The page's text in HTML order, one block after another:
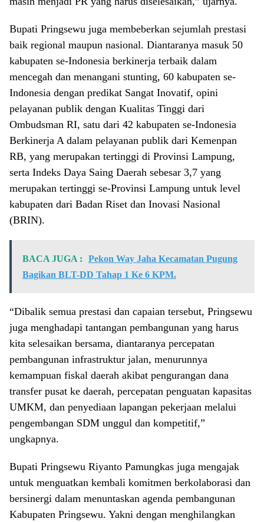
Bupati Pringsewu juga membeberkan sejumlah prestasi
baik regional maupun nasional. Diantaranya masuk 50
kabupaten se-Indonesia berkinerja terbaik dalam
mencegah dan menangani stunting, 60 kabupaten se-
Indonesia dengan predikat Sangat Inovatif, opini
pelayanan publik dengan Kualitas Tinggi dari
Ombudsman RI, satu dari 42 kabupaten se-Indonesia
Berkinerja A dalam pelayanan publik dari Kemenpan
RB, yang merupakan tertinggi di Provinsi Lampung,
serta Indeks Daya Saing Daerah sebesar 3,7 yang
merupakan tertinggi se-Provinsi Lampung untuk level
kabupaten dari Badan Riset dan Inovasi Nasional
(BRIN).
BACA JUGA :
Pekon Way Jaha Kecamatan Pugung
Bagikan BLT-DD Tahap 1 Ke 6 KPM.
“Dibalik semua prestasi dan capaian tersebut, Pringsewu
juga menghadapi tantangan pembangunan yang harus
kita selesaikan bersama, diantaranya percepatan
pembangunan infrastruktur jalan, menurunnya
kemampuan fiskal daerah akibat pengurangan dana
transfer pusat ke daerah, percepatan penguatan kapasitas
UMKM, dan penyediaan lapangan pekerjaan melalui
pengembangan SDM unggul dan kompetitif,”
ungkapnya.
Bupati Pringsewu Riyanto Pamungkas juga mengajak
untuk menguatkan kembali komitmen berkolaborasi dan
bersinergi dalam menuntaskan agenda pembangunan
Kabupaten Pringsewu. Yakni dengan menghilangkan